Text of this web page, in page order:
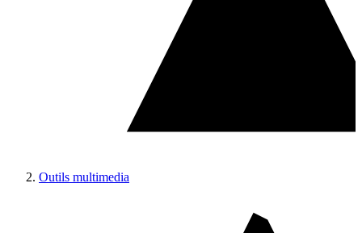
Outils multimedia